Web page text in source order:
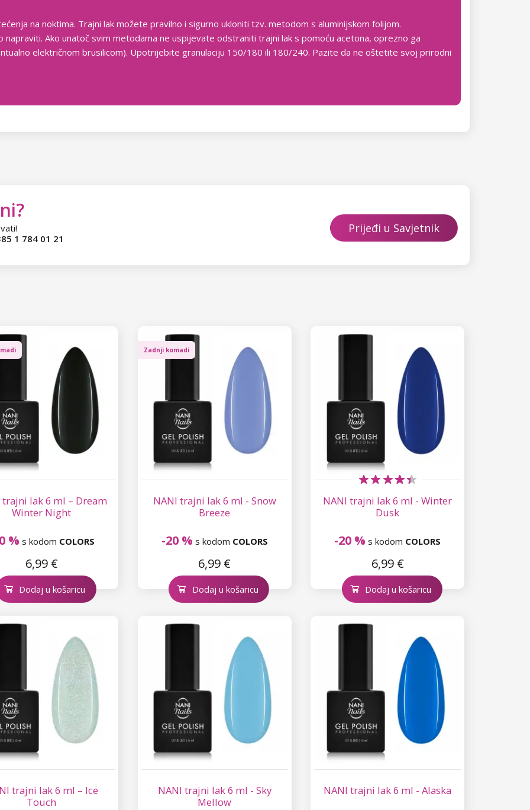
na noktima. Trajni lak možete pravilno i sigurno ukloniti tzv. metodom s aluminijskom folijom.
napraviti. Ako unatoč svim metodama ne uspijevate odstraniti trajni lak s pomoću acetona, oprezno ga
električnom brusilicom). Upotrijebite granulaciju 150/180 ili 180/240. Pazite da ne oštetite svoj prirodni
1 784 01 21
Prijeđi u Savjetnik
trajni lak 6 ml – Dream
Winter Night
% s kodom COLORS
6,99 €
Dodaj u košaricu
NANI trajni lak 6 ml - Snow
Breeze
-20 % s kodom COLORS
6,99 €
Zadnji komadi
Dodaj u košaricu
NANI trajni lak 6 ml - Winter
Dusk
-20 % s kodom COLORS
6,99 €
Dodaj u košaricu
trajni lak 6 ml – Ice
Touch
NANI trajni lak 6 ml - Sky
Mellow
NANI trajni lak 6 ml - Alaska